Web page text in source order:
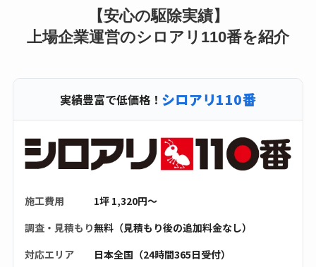
【安心の駆除実績】
上場企業運営のシロアリ110番を紹介
実績豊富で低価格！ シロアリ110番
施工費用
1坪 1,320円〜
調査・見積もり無料（見積もり後の追加料金なし）
対応エリア
日本全国（24時間365日受付）